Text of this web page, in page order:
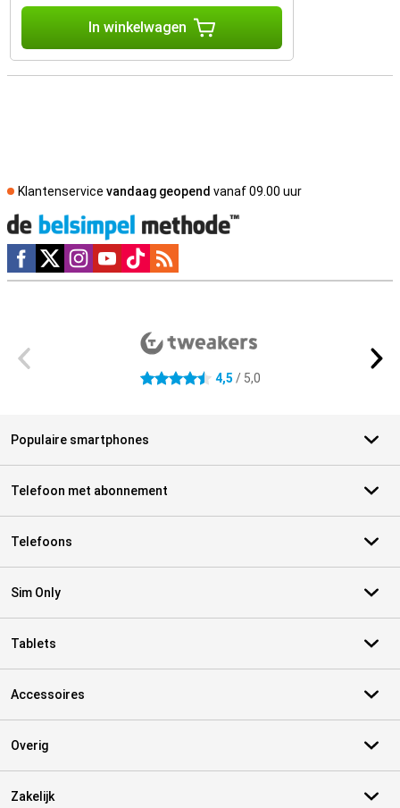
In winkelwagen
Klantenservice vandaag geopend vanaf 09.00 uur
Social media
4.5 sterren 4,5 / 5,0
Populaire smartphones
Telefoon met abonnement
Telefoons
Sim Only
Tablets
Accessoires
Overig
Zakelijk